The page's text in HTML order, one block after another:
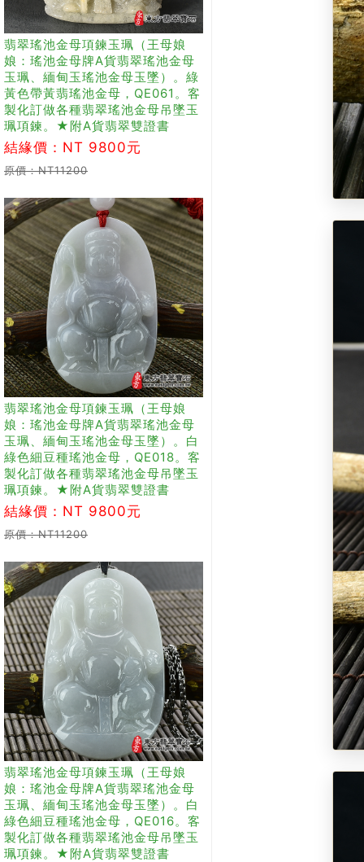
翡翠瑤池金母項鍊玉珮（王母娘
娘：瑤池金母牌A貨翡翠瑤池金母
玉珮、緬甸玉瑤池金母玉墜）。綠
黃色帶黃翡瑤池金母，QE061。客
製化訂做各種翡翠瑤池金母吊墜玉
珮項鍊。★附A貨翡翠雙證書
結緣價：NT 9800元
原價：NT11200
翡翠瑤池金母項鍊玉珮（王母娘
娘：瑤池金母牌A貨翡翠瑤池金母
玉珮、緬甸玉瑤池金母玉墜）。白
綠色細豆種瑤池金母，QE018。客
製化訂做各種翡翠瑤池金母吊墜玉
珮項鍊。★附A貨翡翠雙證書
結緣價：NT 9800元
原價：NT11200
翡翠瑤池金母項鍊玉珮（王母娘
娘：瑤池金母牌A貨翡翠瑤池金母
玉珮、緬甸玉瑤池金母玉墜）。白
綠色細豆種瑤池金母，QE016。客
製化訂做各種翡翠瑤池金母吊墜玉
珮項鍊。★附A貨翡翠雙證書